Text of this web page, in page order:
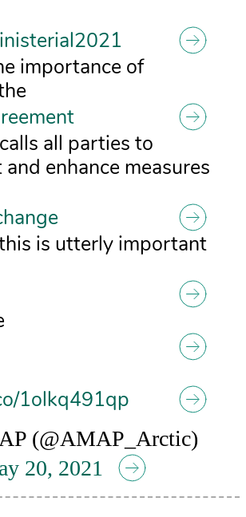
importance of
all parties to
enhance measures
is utterly important
1olkq491qp
(@AMAP_Arctic)
20, 2021